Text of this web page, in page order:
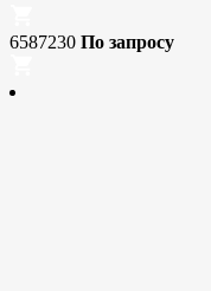
6587230 По запросу